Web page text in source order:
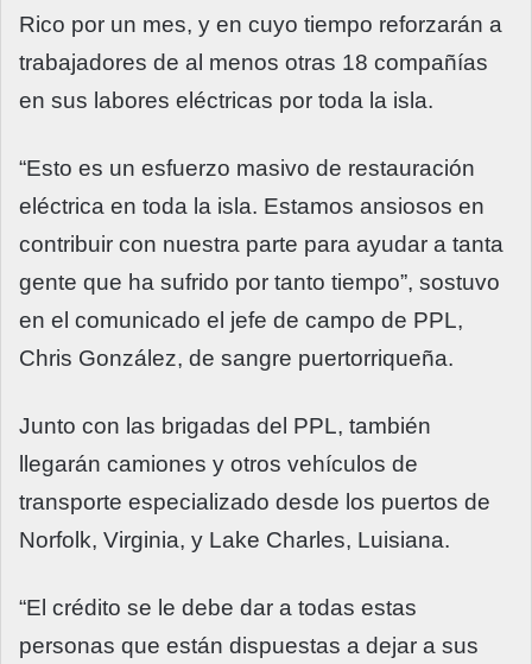
Rico por un mes, y en cuyo tiempo reforzarán a
trabajadores de al menos otras 18 compañías
en sus labores eléctricas por toda la isla.
“Esto es un esfuerzo masivo de restauración
eléctrica en toda la isla. Estamos ansiosos en
contribuir con nuestra parte para ayudar a tanta
gente que ha sufrido por tanto tiempo”, sostuvo
en el comunicado el jefe de campo de PPL,
Chris González, de sangre puertorriqueña.
Junto con las brigadas del PPL, también
llegarán camiones y otros vehículos de
transporte especializado desde los puertos de
Norfolk, Virginia, y Lake Charles, Luisiana.
“El crédito se le debe dar a todas estas
personas que están dispuestas a dejar a sus